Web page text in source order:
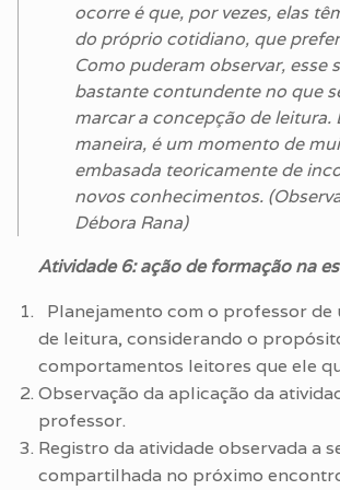
ocorre é que, por vezes, elas
do próprio cotidiano, que
Como puderam observar, esse
bastante contundente no que
marcar a concepção de leitura.
maneira, é um momento de
embasada teoricamente de
novos conhecimentos.
Débora Rana)
Atividade 6: ação de formação na
Planejamento com o professor de
de leitura, considerando o
comportamentos leitores que ele
Observação da aplicação da
professor.
Registro da atividade observada a
compartilhada no próximo